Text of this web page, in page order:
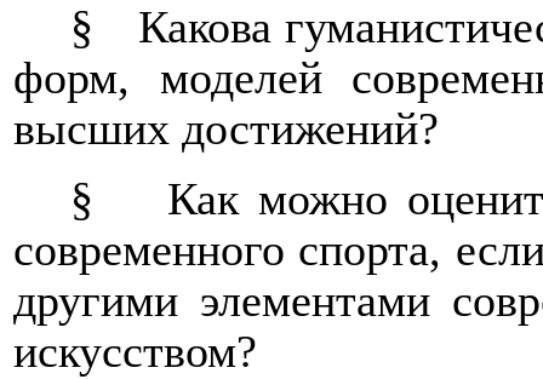
§
Какова
форм, моделей
высших достижений?
§
Как можно
современного спорта,
другими элементами
искусством?